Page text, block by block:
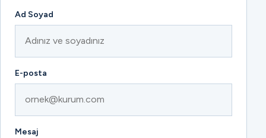
Ad Soyad
E-posta
Mesaj